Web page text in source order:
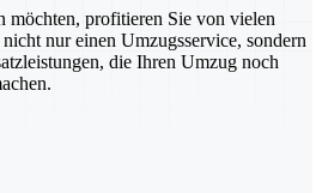
möchten, profitieren Sie von vielen
nur einen Umzugsservice, sondern
die Ihren Umzug noch